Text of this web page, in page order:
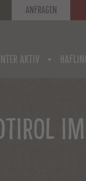
ANFRAGEN
AKTIV
IM